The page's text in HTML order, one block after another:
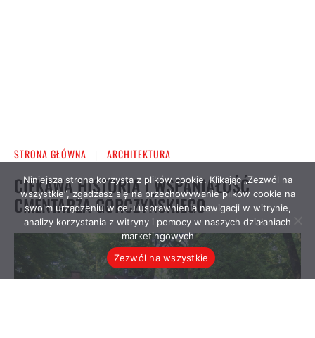
Niniejsza strona korzysta z plików cookie. Klikając „Zezwól na
wszystkie”, zgadzasz się na przechowywanie plików cookie na
swoim urządzeniu w celu usprawnienia nawigacji w witrynie,
analizy korzystania z witryny i pomocy w naszych działaniach
marketingowych
Zezwól na wszystkie